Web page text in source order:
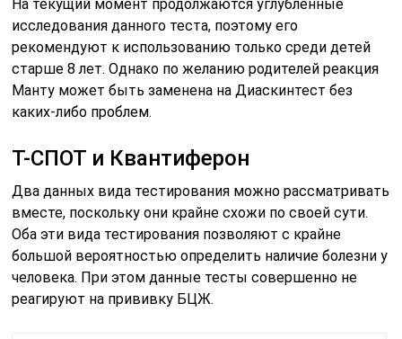
На текущий момент продолжаются углубленные
исследования данного теста, поэтому его
рекомендуют к использованию только среди детей
старше 8 лет. Однако по желанию родителей реакция
Манту может быть заменена на Диаскинтест без
каких-либо проблем.
Т-СПОТ и Квантиферон
Два данных вида тестирования можно рассматривать
вместе, поскольку они крайне схожи по своей сути.
Оба эти вида тестирования позволяют с крайне
большой вероятностью определить наличие болезни у
человека. При этом данные тесты совершенно не
реагируют на прививку БЦЖ.